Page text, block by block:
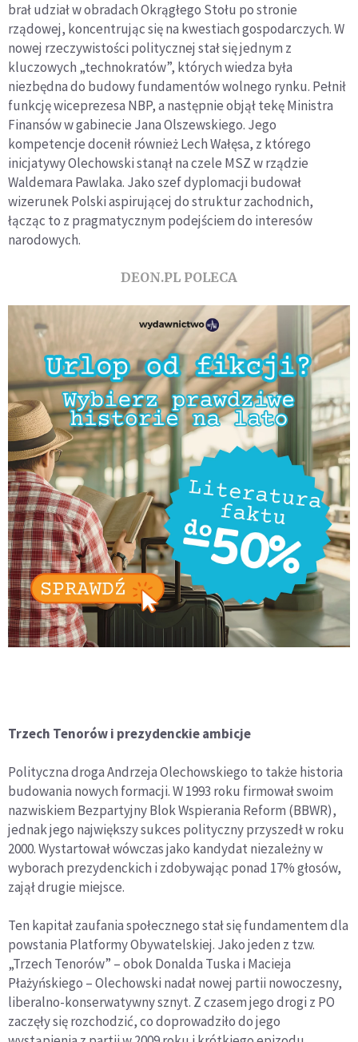
brał udział w obradach Okrągłego Stołu po stronie
rządowej, koncentrując się na kwestiach gospodarczych. W
nowej rzeczywistości politycznej stał się jednym z
kluczowych „technokratów”, których wiedza była
niezbędna do budowy fundamentów wolnego rynku. Pełnił
funkcję wiceprezesa NBP, a następnie objął tekę Ministra
Finansów w gabinecie Jana Olszewskiego. Jego
kompetencje docenił również Lech Wałęsa, z którego
inicjatywy Olechowski stanął na czele MSZ w rządzie
Waldemara Pawlaka. Jako szef dyplomacji budował
wizerunek Polski aspirującej do struktur zachodnich,
łącząc to z pragmatycznym podejściem do interesów
narodowych.
DEON.PL POLECA
Trzech Tenorów i prezydenckie ambicje
Polityczna droga Andrzeja Olechowskiego to także historia
budowania nowych formacji. W 1993 roku firmował swoim
nazwiskiem Bezpartyjny Blok Wspierania Reform (BBWR),
jednak jego największy sukces polityczny przyszedł w roku
2000. Wystartował wówczas jako kandydat niezależny w
wyborach prezydenckich i zdobywając ponad 17% głosów,
zajął drugie miejsce.
Ten kapitał zaufania społecznego stał się fundamentem dla
powstania Platformy Obywatelskiej. Jako jeden z tzw.
„Trzech Tenorów” – obok Donalda Tuska i Macieja
Płażyńskiego – Olechowski nadał nowej partii nowoczesny,
liberalno-konserwatywny sznyt. Z czasem jego drogi z PO
zaczęły się rozchodzić, co doprowadziło do jego